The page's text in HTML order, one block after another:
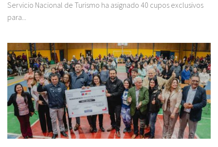
Servicio Nacional de Turismo ha asignado 40 cupos exclusivos
para...